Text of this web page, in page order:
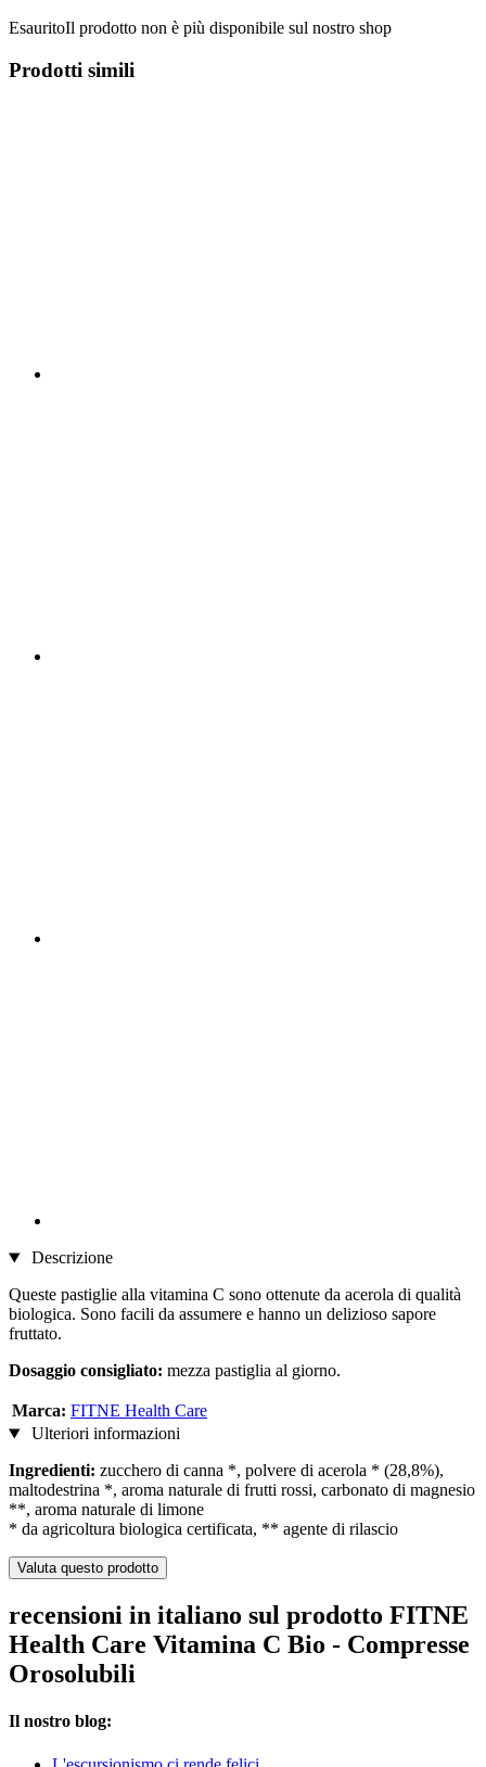
EsauritoIl prodotto non è più disponibile sul nostro shop
Prodotti simili
Descrizione
Queste pastiglie alla vitamina C sono ottenute da acerola di qualità
biologica. Sono facili da assumere e hanno un delizioso sapore
fruttato.
Dosaggio consigliato: mezza pastiglia al giorno.
Marca: FITNE Health Care
Ulteriori informazioni
Ingredienti: zucchero di canna *, polvere di acerola * (28,8%),
maltodestrina *, aroma naturale di frutti rossi, carbonato di magnesio
**, aroma naturale di limone
* da agricoltura biologica certificata, ** agente di rilascio
Valuta questo prodotto
recensioni in italiano sul prodotto FITNE
Health Care Vitamina C Bio - Compresse
Orosolubili
Il nostro blog: